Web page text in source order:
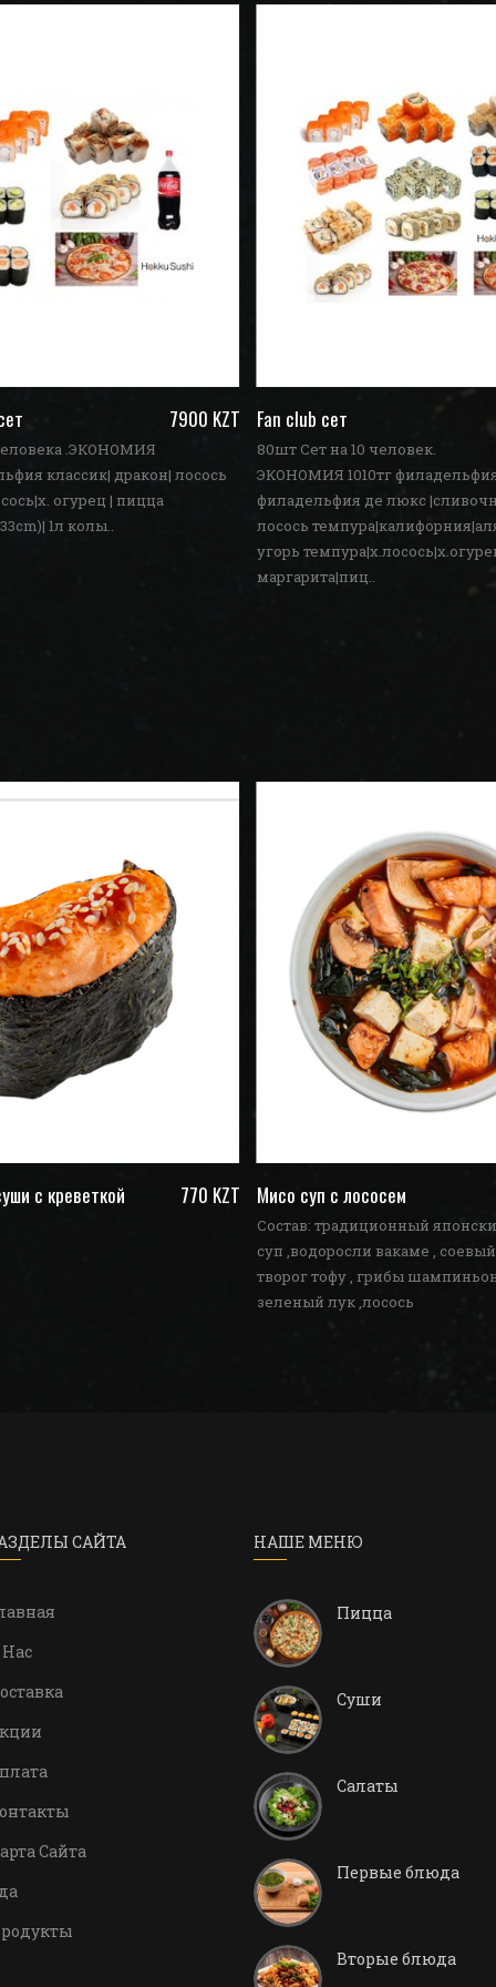
7900 KZT
.ЭКОНОМИЯ
классик| дракон| лосось
огурец | пицца
1л колы..
Fan club сет
80шт Сет на 10 человек.
ЭКОНОМИЯ 1010тг
филадельфия де люкс
лосось
угорь
маргарита|пиц..
с креветкой 770 KZT Мисо суп с лососем
Состав: традиционный
суп ,водоросли вакаме , соевый
творог тофу , грибы
зеленый лук ,лосось
САЙТА
Сайта
НАШЕ МЕНЮ
Пицца
Суши
Салаты
Первые блюда
Вторые блюда